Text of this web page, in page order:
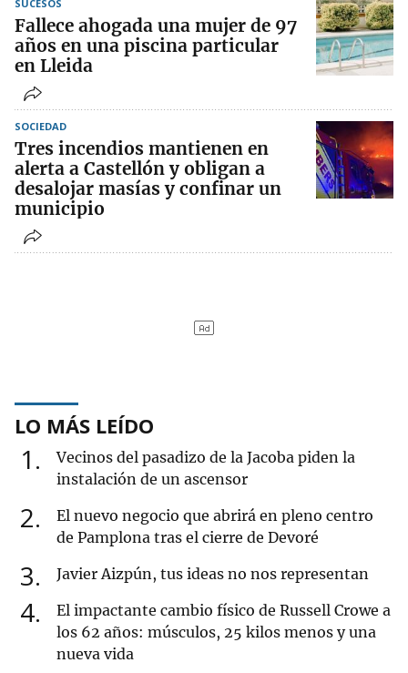
SUCESOS
Fallece ahogada una mujer de 97
años en una piscina particular
en Lleida
SOCIEDAD
Tres incendios mantienen en
alerta a Castellón y obligan a
desalojar masías y confinar un
municipio
LO MÁS LEÍDO
1
Vecinos del pasadizo de la Jacoba piden la
instalación de un ascensor
2
El nuevo negocio que abrirá en pleno centro
de Pamplona tras el cierre de Devoré
3 Javier Aizpún, tus ideas no nos representan
4
El impactante cambio físico de Russell Crowe a
los 62 años: músculos, 25 kilos menos y una
nueva vida